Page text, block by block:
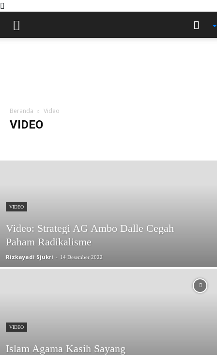
Beranda Video
VIDEO
VIDEO
Video: Strategi AG Ambo Dalle Cegah
Paham Radikalisme
Rizkayadi Sjukri - 14 Desember 2022
VIDEO
Islam Agama Kasih Sayang